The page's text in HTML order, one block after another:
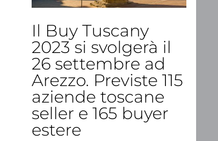
Il Buy Tuscany
2023 si svolgerà il
26 settembre ad
Arezzo. Previste 115
aziende toscane
seller e 165 buyer
estere